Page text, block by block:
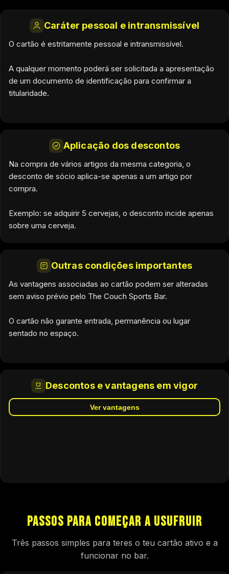
Caráter pessoal e intransmissível
O cartão é estritamente pessoal e intransmissível.
A qualquer momento poderá ser solicitada a apresentação
de um documento de identificação para confirmar a
titularidade.
Aplicação dos descontos
Na compra de vários artigos da mesma categoria, o
desconto de sócio aplica-se apenas a um artigo por
compra.
Exemplo: se adquirir 5 cervejas, o desconto incide apenas
sobre uma cerveja.
Outras condições importantes
As vantagens associadas ao cartão podem ser alteradas
sem aviso prévio pelo The Couch Sports Bar.
O cartão não garante entrada, permanência ou lugar
sentado no espaço.
Descontos e vantagens em vigor
Ver vantagens
Passos para começar a usufruir
Três passos simples para teres o teu cartão ativo e a
funcionar no bar.